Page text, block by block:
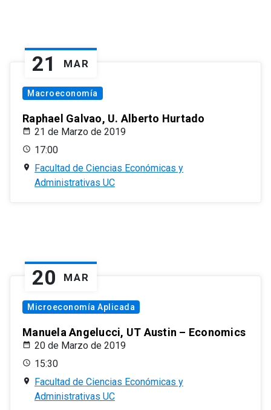
21 MAR
Macroeconomía
Raphael Galvao, U. Alberto Hurtado
21 de Marzo de 2019
17:00
Facultad de Ciencias Económicas y
Administrativas UC
20 MAR
Microeconomía Aplicada
Manuela Angelucci, UT Austin – Economics
20 de Marzo de 2019
15:30
Facultad de Ciencias Económicas y
Administrativas UC